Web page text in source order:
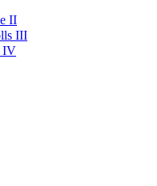
II
III
IV